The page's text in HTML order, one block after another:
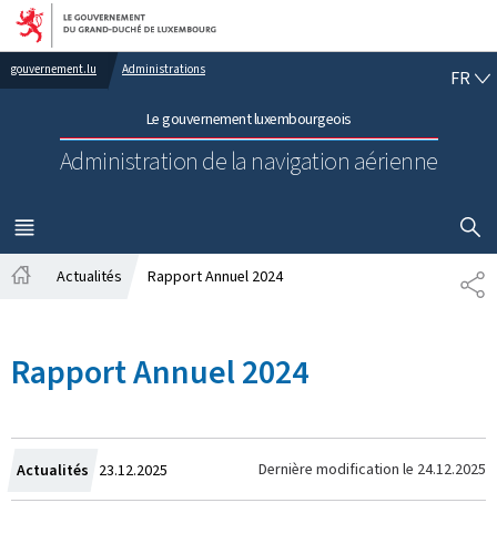
Aller au menu principal
Aller au contenu
gouvernement.lu Administrations
Le gouvernement luxembourgeois
Administration de la navigation aérienne
FR
MENU
PRINCIPAL
Actualités Rapport Annuel 2024
Rapport Annuel 2024
Actualités Crée
le
23.12.2025 Dernière modification le 24.12.2025